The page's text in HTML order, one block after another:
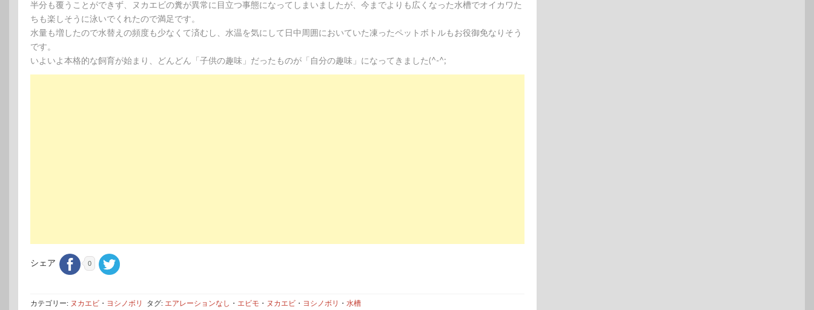
半分も覆うことができず、ヌカエビの糞が異常に目立つ事態になってしまいましたが、今までよりも広くなった水槽でオイカワた
ちも楽しそうに泳いでくれたので満足です。
水量も増したので水替えの頻度も少なくて済むし、水温を気にして日中周囲においていた凍ったペットボトルもお役御免なりそう
です。
いよいよ本格的な飼育が始まり、どんどん「子供の趣味」だったものが「自分の趣味」になってきました(^-^;
シェア 0
カテゴリー: ヌカエビ ・ ヨシノボリ タグ: エアレーションなし ・ エビモ ・ ヌカエビ ・ ヨシノボリ ・ 水槽